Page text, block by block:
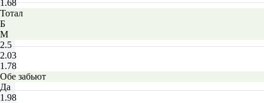
1.68
Тотал
Б
М
2.5
2.03
1.78
Обе забьют
Да
1.98